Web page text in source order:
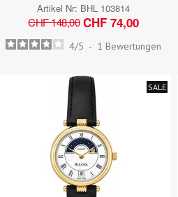
Artikel Nr: BHL 103814
CHF 148,00 CHF 74,00
4/5 - 1 Bewertungen
SALE